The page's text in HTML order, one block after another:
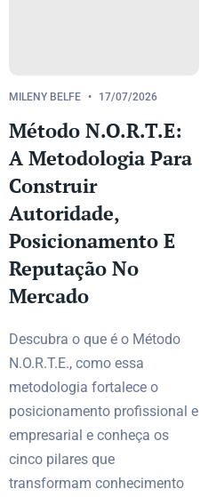
MILENY BELFE 17/07/2026
Método N.O.R.T.E:
A Metodologia Para
Construir
Autoridade,
Posicionamento E
Reputação No
Mercado
Descubra o que é o Método
N.O.R.T.E., como essa
metodologia fortalece o
posicionamento profissional e
empresarial e conheça os
cinco pilares que
transformam conhecimento